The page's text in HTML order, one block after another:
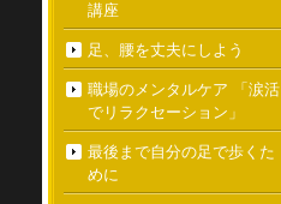
講座
足、腰を丈夫にしよう
職場のメンタルケア 「涙活
でリラクセーション」
最後まで自分の足で歩くた
めに